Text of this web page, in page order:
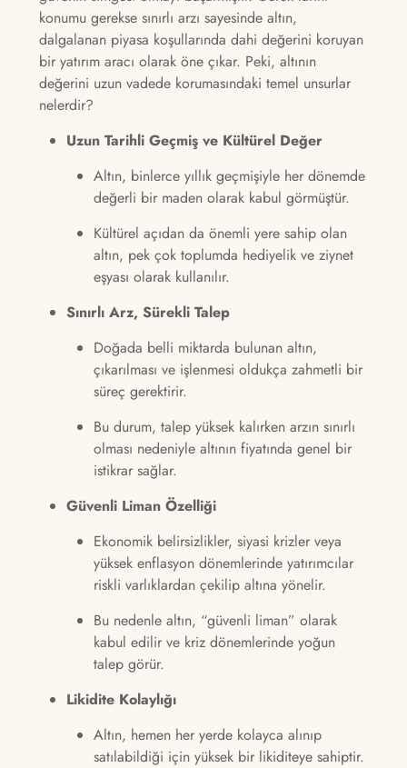
konumu gerekse sınırlı arzı sayesinde altın,
dalgalanan piyasa koşullarında dahi değerini koruyan
bir yatırım aracı olarak öne çıkar. Peki, altının
değerini uzun vadede korumasındaki temel unsurlar
nelerdir?
Uzun Tarihli Geçmiş ve Kültürel Değer
Altın, binlerce yıllık geçmişiyle her dönemde
değerli bir maden olarak kabul görmüştür.
Kültürel açıdan da önemli yere sahip olan
altın, pek çok toplumda hediyelik ve ziynet
eşyası olarak kullanılır.
Sınırlı Arz, Sürekli Talep
Doğada belli miktarda bulunan altın,
çıkarılması ve işlenmesi oldukça zahmetli bir
süreç gerektirir.
Bu durum, talep yüksek kalırken arzın sınırlı
olması nedeniyle altının fiyatında genel bir
istikrar sağlar.
Güvenli Liman Özelliği
Ekonomik belirsizlikler, siyasi krizler veya
yüksek enflasyon dönemlerinde yatırımcılar
riskli varlıklardan çekilip altına yönelir.
Bu nedenle altın, “güvenli liman” olarak
kabul edilir ve kriz dönemlerinde yoğun
talep görür.
Likidite Kolaylığı
Altın, hemen her yerde kolayca alınıp
satılabildiği için yüksek bir likiditeye sahiptir.